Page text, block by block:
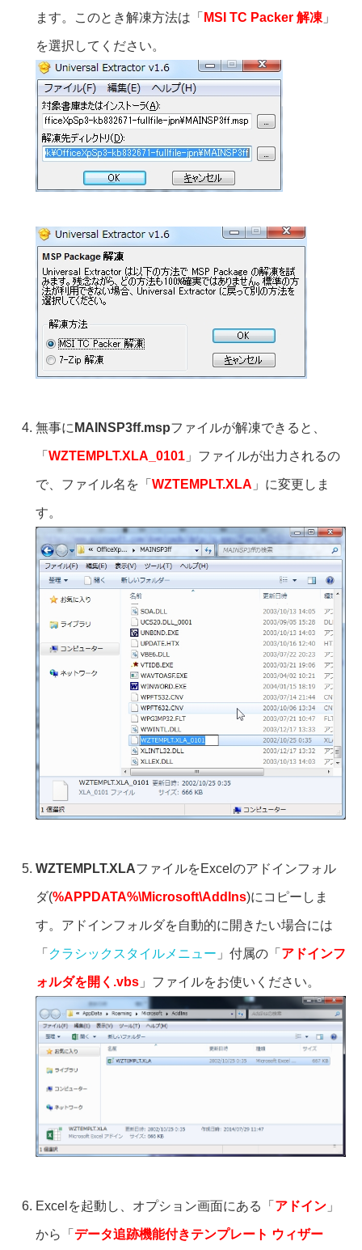
ます。このとき解凍方法は「 MSI TC Packer 解凍」
を選択してください。
無事に MAINSP3ff.mspファイルが解凍できると、
「 WZTEMPLT.XLA_0101 」ファイルが出力されるの
で、ファイル名を「 WZTEMPLT.XLA 」に変更しま
す。
WZTEMPLT.XLAファイルをExcelのアドインフォル
ダ(%APPDATA%\Microsoft\AddIns)にコピーしま
す。アドインフォルダを自動的に開きたい場合には
「 クラシックスタイルメニュー 」付属の「 アドインフ
ォルダを開く.vbs 」ファイルをお使いください。
Excelを起動し、オプション画面にある「 アドイン 」
から「 データ追跡機能付きテンプレート ウィザー